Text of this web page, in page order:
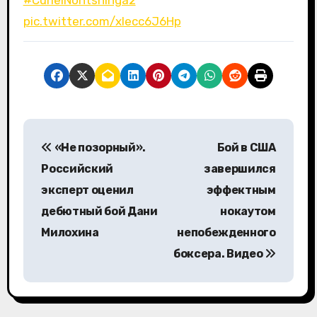
pic.twitter.com/xlecc6J6Hp
Н
а
ц
«Не позорный».
Российский
эксперт оценил
дебютный бой Дани
Милохина
Бой в США
завершился
эффектным
нокаутом
непобежденного
боксера. Видео